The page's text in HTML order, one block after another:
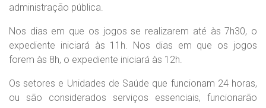
administração pública.
Nos dias em que os jogos se realizarem até às 7h30, o
expediente iniciará às 11h. Nos dias em que os jogos
forem às 8h, o expediente iniciará às 12h.
Os setores e Unidades de Saúde que funcionam 24 horas,
ou são considerados serviços essenciais, funcionarão